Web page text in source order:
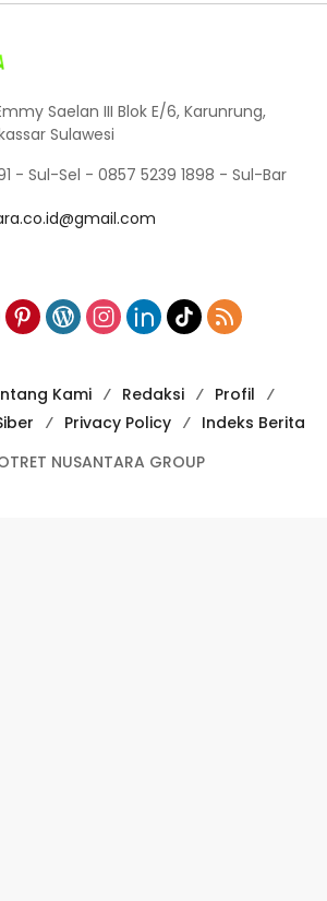
Saelan III Blok E/6, Karunrung,
Sulawesi
- Sul-Sel - 0857 5239 1898 - Sul-Bar
Kami Redaksi
Profil
Privacy Policy
Indeks Berita
NUSANTARA GROUP